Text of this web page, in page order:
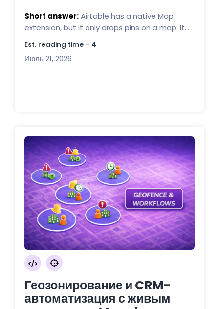
Short answer:Airtable has a native Map
extension, but it only drops pins on a map. It...
Est. reading time - 4
Июль 21, 2026
Геозонирование и CRM-
автоматизация с живым